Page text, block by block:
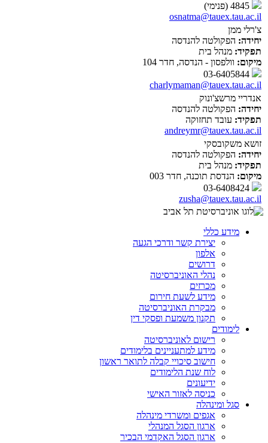
osnatma@tauex.tau.ac.il
צ'רלי ממן
יחידה: הפקולטה להנדסה
תפקיד: מנהל בית
מיקום: וולפסון - הנדסה, חדר 104
charlymaman@tauex.tau.ac.il
אנדריי מרשצ'ונוק
יחידה: הפקולטה להנדסה
תפקיד: עובד תחזוקה
andreymr@tauex.tau.ac.il
זושא משקובסקי
יחידה: הפקולטה להנדסה
תפקיד: מנהל בית
מיקום: הנדסת תוכנה, חדר 003
zusha@tauex.tau.ac.il
מידע כללי
יצירת קשר ודרכי הגעה
אלפון
דרושים
נהלי האוניברסיטה
מכרזים
מידע לשעת חירום
מבקרת האוניברסיטה
תקנון משמעת ופסקי דין
לימודים
רישום לאוניברסיטה
מידע למתעניינים בלימודים
חישוב סיכויי קבלה לתואר ראשון
לוח שנת הלימודים
ידיעונים
כניסה לאזור האישי
סגל ומינהלה
אגפים ומשרדי מינהלה
ארגון הסגל המנהלי
ארגון הסגל האקדמי הבכיר